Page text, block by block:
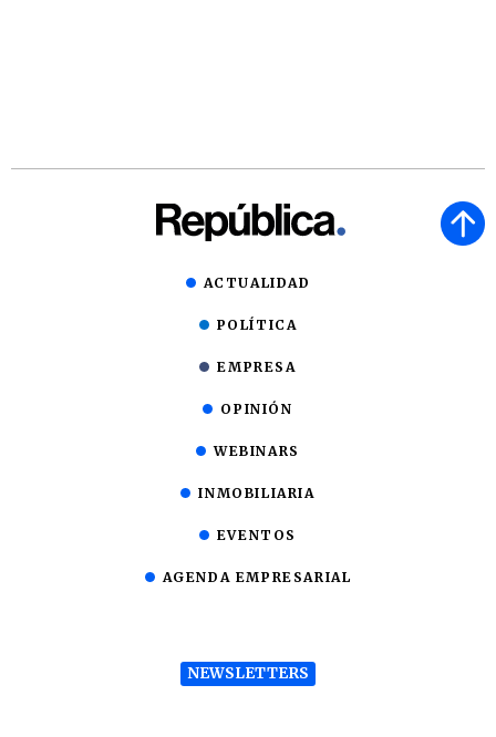
ACTUALIDAD
POLÍTICA
EMPRESA
OPINIÓN
WEBINARS
INMOBILIARIA
EVENTOS
AGENDA EMPRESARIAL
NEWSLETTERS